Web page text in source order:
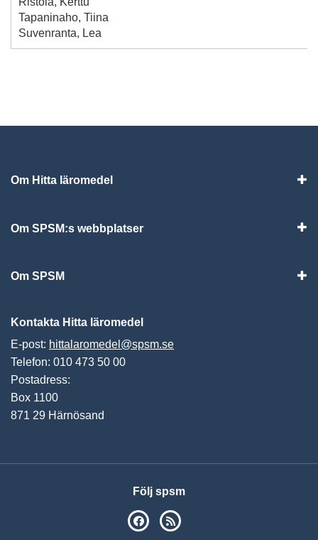
Tapaninaho, Tiina
Suvenranta, Lea
Om Hitta läromedel
Om SPSM:s webbplatser
Om SPSM
Kontakta Hitta läromedel
E-post: hittalaromedel@spsm.se
Telefon: 010 473 50 00
Postadress:
Box 1100
871 29 Härnösand
Följ spsm
SPSM på Facebook